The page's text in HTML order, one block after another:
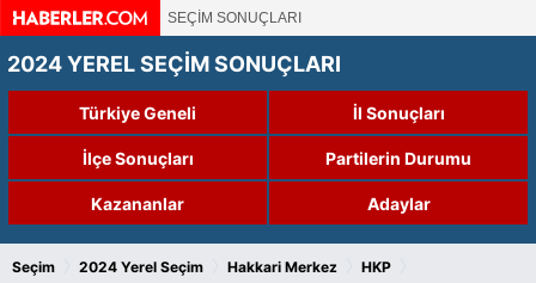
SEÇİM SONUÇLARI
2024 YEREL SEÇİM SONUÇLARI
Türkiye Geneli İl Sonuçları
İlçe Sonuçları Partilerin Durumu
Kazananlar Adaylar
Seçim 2024 Yerel Seçim Hakkari Merkez HKP